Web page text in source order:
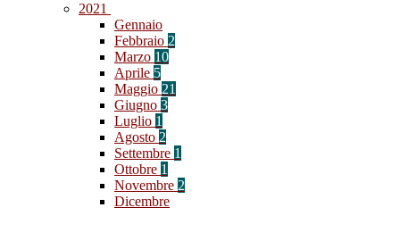
2021
Gennaio
Febbraio 2
Marzo 10
Aprile 5
Maggio 21
Giugno 3
Luglio 1
Agosto 2
Settembre 1
Ottobre 1
Novembre 2
Dicembre